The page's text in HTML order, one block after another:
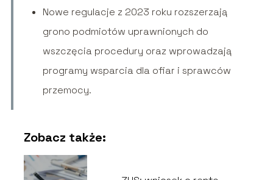
Nowe regulacje z 2023 roku rozszerzają
grono podmiotów uprawnionych do
wszczęcia procedury oraz wprowadzają
programy wsparcia dla ofiar i sprawców
przemocy.
Zobacz także: